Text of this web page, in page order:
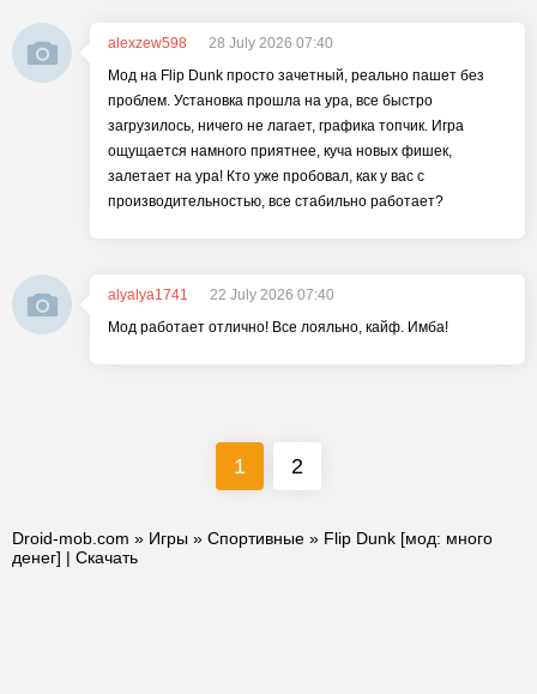
alexzew598
28 July 2026 07:40
Мод на Flip Dunk просто зачетный, реально пашет без
проблем. Установка прошла на ура, все быстро
загрузилось, ничего не лагает, графика топчик. Игра
ощущается намного приятнее, куча новых фишек,
залетает на ура! Кто уже пробовал, как у вас с
производительностью, все стабильно работает?
alyalya1741
22 July 2026 07:40
Мод работает отлично! Все лояльно, кайф. Имба!
1 2
Droid-mob.com » Игры » Спортивные » Flip Dunk [мод: много
денег] | Скачать